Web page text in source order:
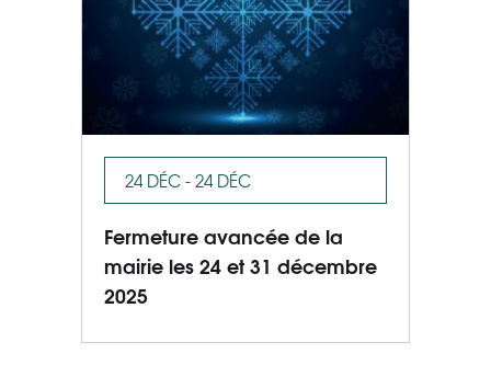
24 DÉC - 24 DÉC
Fermeture avancée de la
mairie les 24 et 31 décembre
2025